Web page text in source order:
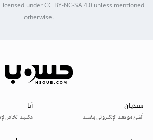
licensed underCC BY-NC-SA 4.0unless mentioned
otherwise.